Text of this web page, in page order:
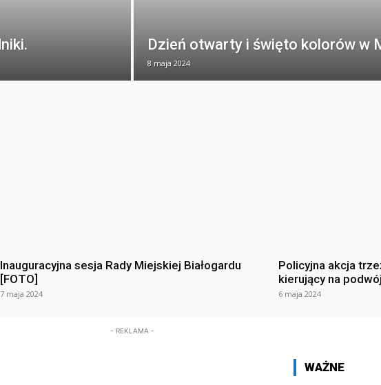
Dzień otwarty i święto kolorów w
8 maja 2024
Inauguracyjna sesja Rady Miejskiej Białogardu
[FOTO]
7 maja 2024
Policyjna akcja
kierujący na
6 maja 2024
- REKLAMA -
WAŻNE